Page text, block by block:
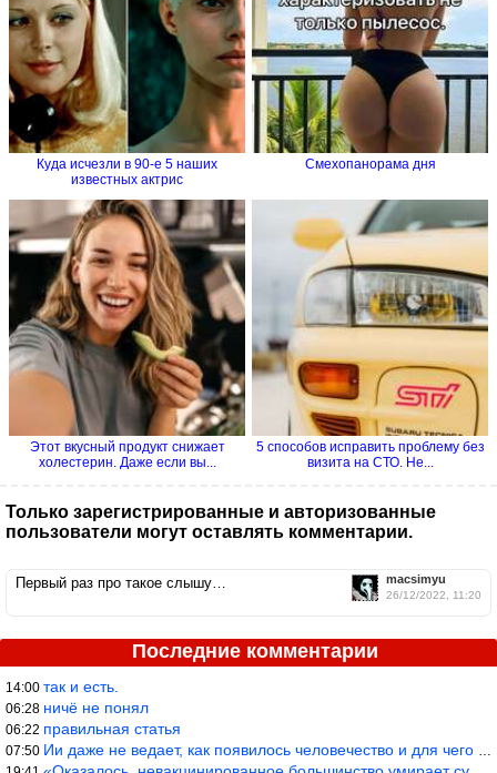
Куда исчезли в 90-е 5 наших
известных актрис
Смехопанорама дня
Этот вкусный продукт снижает
холестерин. Даже если вы...
5 способов исправить проблему без
визита на СТО. Не...
Только зарегистрированные и авторизованные
пользователи могут оставлять комментарии.
macsimyu
26/12/2022, 11:20
Первый раз про такое слышу…
Последние комментарии
14:00 так и есть.
06:28 ничё не понял
06:22 правильная статья
07:50 Ии даже не ведает, как появилось человечество и для чего оно сущ